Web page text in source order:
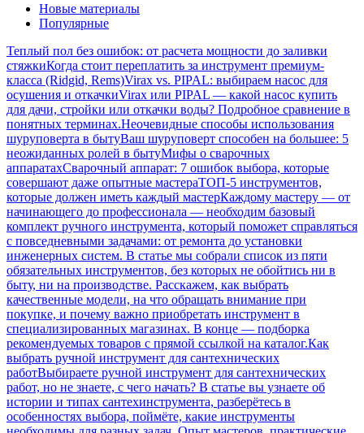
Новые материалы
Популярные
Теплый пол без ошибок: от расчета мощности до заливки
стяжкиКогда стоит переплатить за инструмент премиум-
класса (Ridgid, Rems)Virax vs. PIPAL: выбираем насос для
осушения и откачкиVirax или PIPAL — какой насос купить
для дачи, стройки или откачки воды? Подробное сравнение в
понятных терминах.Неочевидные способы использования
шуруповерта в бытуВаш шуруповерт способен на большее: 5
неожиданных ролей в бытуМифы о сварочных
аппаратахСварочный аппарат: 7 ошибок выбора, которые
совершают даже опытные мастераТОП-5 инструментов,
которые должен иметь каждый мастерКаждому мастеру — от
начинающего до профессионала — необходим базовый
комплект ручного инструмента, который поможет справляться
с повседневными задачами: от ремонта до установки
инженерных систем. В статье мы собрали список из пяти
обязательных инструментов, без которых не обойтись ни в
быту, ни на производстве. Расскажем, как выбрать
качественные модели, на что обращать внимание при
покупке, и почему важно приобретать инструмент в
специализированных магазинах. В конце — подборка
рекомендуемых товаров с прямой ссылкой на каталог.Как
выбрать ручной инструмент для сантехнических
работВыбираете ручной инструмент для сантехнических
работ, но не знаете, с чего начать? В статье вы узнаете об
истории и типах сантехинструмента, разберётесь в
особенностях выбора, поймёте, какие инструменты